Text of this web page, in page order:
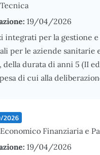
19/04/2026
integrati per la gestione
per le aziende sanitarie
della durata di anni 5 (II
di cui alla
2026
Finanziaria e
19/04/2026